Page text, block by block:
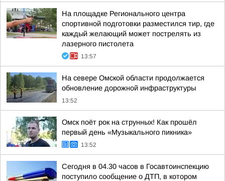
На площадке Регионального центра
спортивной подготовки разместился тир, где
каждый желающий может пострелять из
лазерного пистолета
13:57
На севере Омской области продолжается
обновление дорожной инфраструктуры
13:52
Омск поёт рок на струнных! Как прошёл
первый день «Музыкального пикника»
13:52
Сегодня в 04.30 часов в Госавтоинспекцию
поступило сообщение о ДТП, в котором